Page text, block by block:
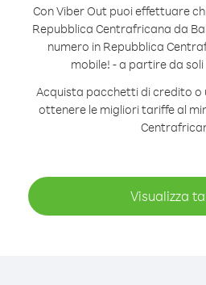
Con Viber Out puoi effettuare
Repubblica Centrafricana da
numero in Repubblica
mobile! - a partire da soli
Acquista pacchetti di credito o
ottenere le migliori tariffe al
Visualizza